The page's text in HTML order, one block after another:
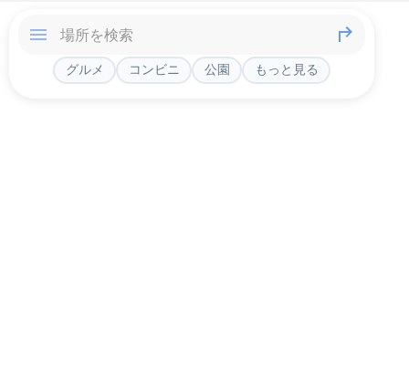
グルメ コンビニ 公園 もっと見る